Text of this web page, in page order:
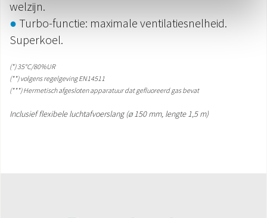
welzijn.
● Turbo-functie: maximale ventilatiesnelheid.
Superkoel.
(*) 35°C/80%UR
(**) volgens regelgeving EN14511
(***) Hermetisch afgesloten apparatuur dat gefluoreerd gas bevat
Inclusief flexibele luchtafvoerslang (ø 150 mm, lengte 1,5 m)